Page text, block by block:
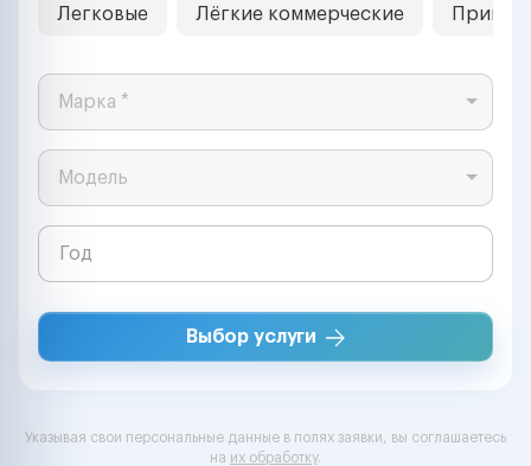
Легковые Лёгкие коммерческие
Марка *
Модель
Выбор услуги
Указывая свои персональные данные в полях заявки, вы соглашаетесь
на их обработку.